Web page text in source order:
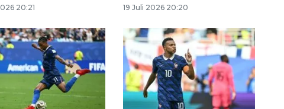
20:21 19 Juli 2026 20:20